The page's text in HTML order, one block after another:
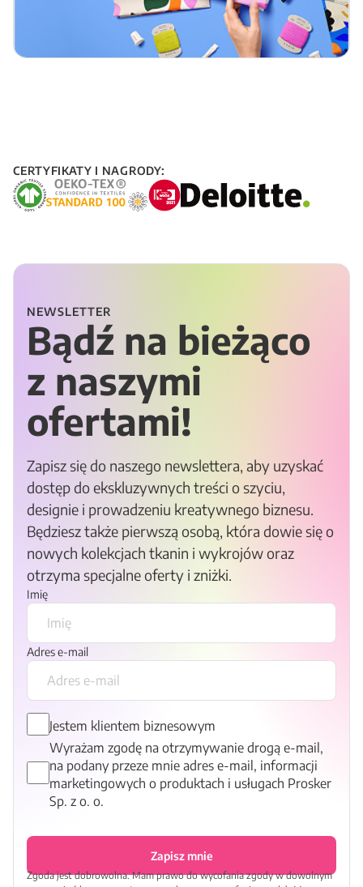
CERTYFIKATY I NAGRODY:
NEWSLETTER
Bądź na bieżąco
z naszymi
ofertami!
Zapisz się do naszego newslettera, aby uzyskać
dostęp do ekskluzywnych treści o szyciu,
designie i prowadzeniu kreatywnego biznesu.
Będziesz także pierwszą osobą, która dowie się o
nowych kolekcjach tkanin i wykrojów oraz
otrzyma specjalne oferty i zniżki.
Imię
Adres e-mail
Jestem klientem biznesowym
Wyrażam zgodę na otrzymywanie drogą e-mail,
na podany przeze mnie adres e-mail, informacji
marketingowych o produktach i usługach Prosker
Sp. z o. o.
Zapisz mnie
Zgoda jest dobrowolna. Mam prawo do wycofania zgody w dowolnym